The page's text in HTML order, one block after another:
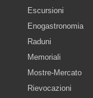
Escursioni
Enogastronomia
Raduni
Memoriali
Mostre-Mercato
Rievocazioni